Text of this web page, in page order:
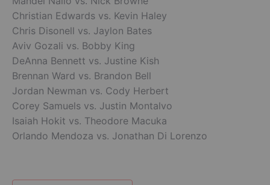
Christian Edwards vs. Kevin Haley
Chris Disonell vs. Jaylon Bates
Aviv Gozali vs. Bobby King
DeAnna Bennett vs. Justine Kish
Brennan Ward vs. Brandon Bell
Jordan Newman vs. Cody Herbert
Corey Samuels vs. Justin Montalvo
Isaiah Hokit vs. Theodore Macuka
Orlando Mendoza vs. Jonathan Di Lorenzo